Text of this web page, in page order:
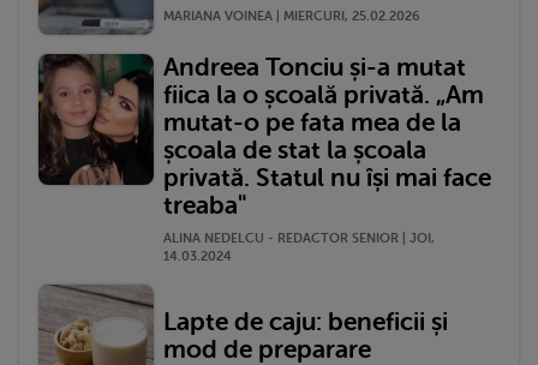
MARIANA VOINEA | MIERCURI, 25.02.2026
Andreea Tonciu și-a mutat
fiica la o școală privată. „Am
mutat-o pe fata mea de la
școala de stat la școala
privată. Statul nu își mai face
treaba"
ALINA NEDELCU - REDACTOR SENIOR | JOI,
14.03.2024
Lapte de caju: beneficii și
mod de preparare